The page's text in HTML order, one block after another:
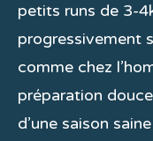
petits runs de 3-
progressivement
comme chez
préparation
d’une saison